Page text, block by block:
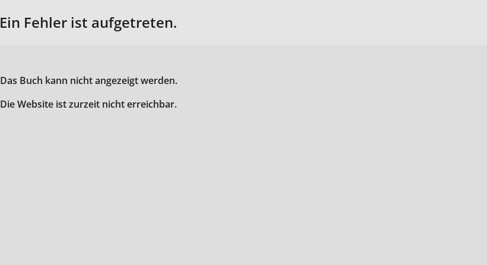
Ein Fehler ist aufgetreten.
Das Buch kann nicht angezeigt werden.
Die Website ist zurzeit nicht erreichbar.